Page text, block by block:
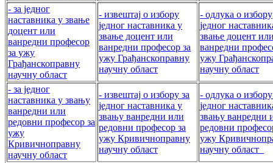
- за једног
наставника у звање
доцент или
ванредни професор
за ужу
Грађанскоправну
научну област
- извештај о избору
једног наставника у
звање доцент или
ванредни професор за
ужу Грађанскоправну
научну област
- одлука о избору
једног
звање доцент
ванредни
ужу
научну област
- за једног
наставника у звању
ванредни или
редовни професор за
ужу
Кривичноправну
научну област
- извештај о избору за
једног наставника у
звању ванредни или
редовни професор за
ужу Кривичноправну
научну област
- одлука о избору
једног
звању ванредни
редовни
ужу
научну област